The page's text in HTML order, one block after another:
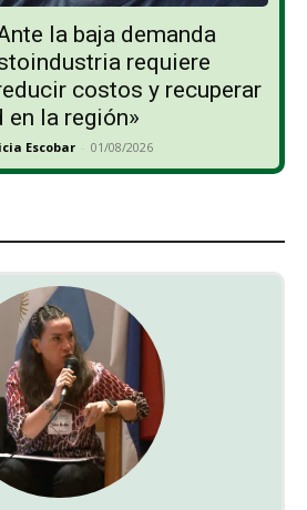
la baja demanda
requiere
costos y recuperar
la región»
Escobar - 01/08/2026